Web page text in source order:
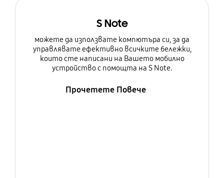
S Note
можете да използвате компютъра си, за да
управлявате ефективно всичките бележки,
които сте написани на Вашето мобилно
устройство с помощта на S Note.
Прочетете Повече